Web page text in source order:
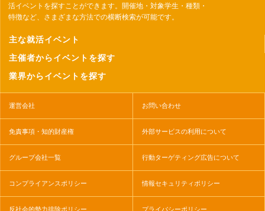
活イベントを探すことができます。開催地・対象学生・種類・
特徴など、さまざまな方法での横断検索が可能です。
主な就活イベント
主催者からイベントを探す
業界からイベントを探す
運営会社 お問い合わせ
免責事項・知的財産権 外部サービスの利用について
グループ会社一覧 行動ターゲティング広告について
コンプライアンスポリシー 情報セキュリティポリシー
反社会的勢力排除ポリシー プライバシーポリシー